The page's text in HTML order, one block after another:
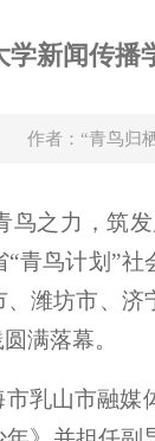
学新闻传播
作者：“青鸟归
鸟之力，筑
“青鸟计划”
潍坊市、
满落幕。
乳山市融